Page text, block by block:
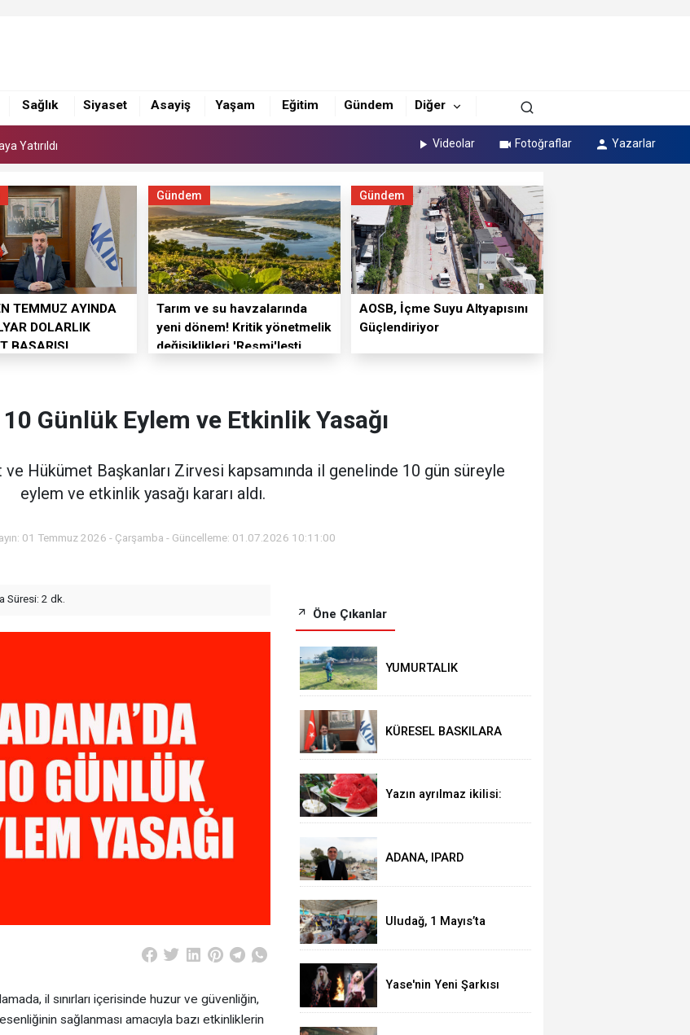
Sağlık Siyaset Asayiş Yaşam Eğitim Gündem Diğer
Yatırıldı
Videolar Fotoğraflar Yazarlar
TEMMUZ AYINDA
DOLARLIK
BAŞARISI
Gündem
Tarım ve su havzalarında
yeni dönem! Kritik yönetmelik
değişiklikleri 'Resmi'leşti
Gündem
⁠AOSB, İçme Suyu Altyapısını
Güçlendiriyor
Günlük Eylem ve Etkinlik Yasağı
Hükümet Başkanları Zirvesi kapsamında il genelinde 10 gün süreyle
eylem ve etkinlik yasağı kararı aldı.
01 Temmuz 2026 - Çarşamba - Güncelleme: 01.07.2026 10:11:00
Süresi: 2 dk.
il sınırları içerisinde huzur ve güvenliğin,
sağlanması amacıyla bazı etkinliklerin
Öne Çıkanlar
YUMURTALIK
ALAN HAMLESİ
KÜRESEL BASKILARA
293,3 MİLYON DOLARLIK
Yazın ayrılmaz ikilisi:
ADANA, IPARD
Uludağ, 1 Mayıs’ta
Yase'nin Yeni Şarkısı
Buluştu